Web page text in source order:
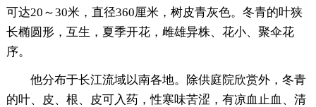
可达20～30米，直径360厘米，树皮青灰色。冬青的叶狭
长椭圆形，互生，夏季开花，雌雄异株、花小、聚伞花
序。
他分布于长江流域以南各地。除供庭院欣赏外，冬青
的叶、皮、根、皮可入药，性寒味苦涩，有凉血止血、清